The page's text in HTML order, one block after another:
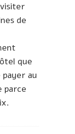
de
que
au
parce